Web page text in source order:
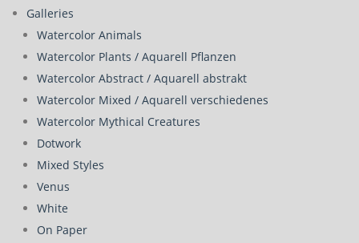
Galleries
Watercolor Animals
Watercolor Plants / Aquarell Pflanzen
Watercolor Abstract / Aquarell abstrakt
Watercolor Mixed / Aquarell verschiedenes
Watercolor Mythical Creatures
Dotwork
Mixed Styles
Venus
White
On Paper